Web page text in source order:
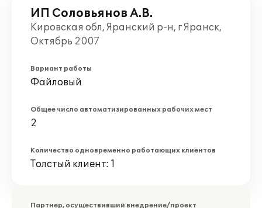
ИП Соловьянов А.В.
Кировская обл, Яранский р-н, г Яранск,
Октябрь 2007
Вариант работы
Файловый
Общее число автоматизированных рабочих мест
2
Количество одновременно работающих клиентов
Толстый клиент: 1
Партнер, осуществивший внедрение/проект